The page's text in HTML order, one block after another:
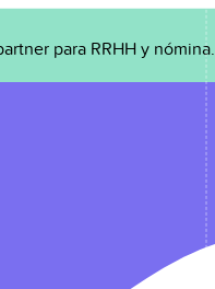
para RRHH y nómina.